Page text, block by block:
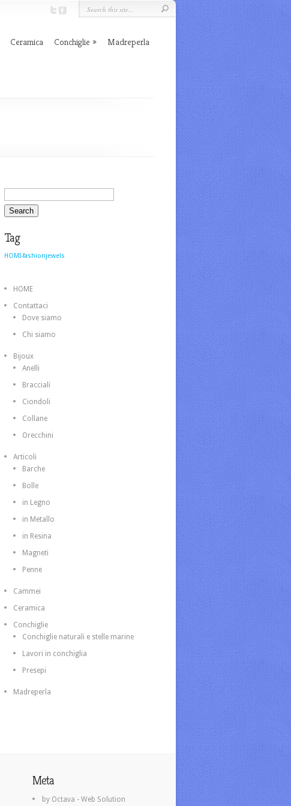
Ceramica Conchiglie Madreperla
Tag
HOMI-fashionjewels
HOME
Contattaci
Dove siamo
Chi siamo
Bijoux
Anelli
Bracciali
Ciondoli
Collane
Orecchini
Articoli
Barche
Bolle
in Legno
in Metallo
in Resina
Magneti
Penne
Cammei
Ceramica
Conchiglie
Conchiglie naturali e stelle marine
Lavori in conchiglia
Presepi
Madreperla
Meta
by Octava - Web Solution